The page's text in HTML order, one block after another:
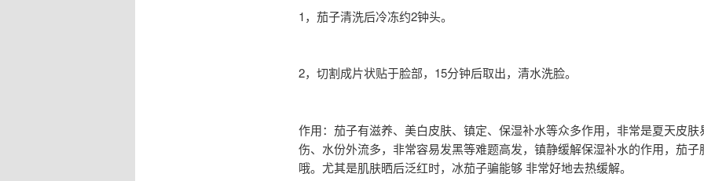
1，茄子清洗后冷冻约2钟头。
2，切割成片状贴于脸部，15分钟后取出，清水洗脸。
作用：茄子有滋养、美白皮肤、镇定、保湿补水等众多作用，非常是夏天皮肤
伤、水份外流多，非常容易发黑等难题高发，镇静缓解保湿补水的作用，茄子
哦。尤其是肌肤晒后泛红时，冰茄子骗能够 非常好地去热缓解。